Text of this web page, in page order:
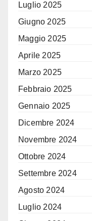
Luglio 2025
Giugno 2025
Maggio 2025
Aprile 2025
Marzo 2025
Febbraio 2025
Gennaio 2025
Dicembre 2024
Novembre 2024
Ottobre 2024
Settembre 2024
Agosto 2024
Luglio 2024